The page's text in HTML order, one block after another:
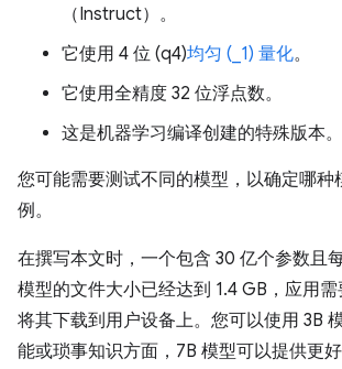
（Instruct）。
它使用 4 位 (q4)均匀 (_1) 量化。
它使用全精度 32 位浮点数。
这是机器学习编译创建的特殊版本。
您可能需要测试不同的模型，以确定哪种
例。
在撰写本文时，一个包含 30 亿个参数且
模型的文件大小已经达到 1.4 GB，应用
将其下载到用户设备上。您可以使用 3B
能或琐事知识方面，7B 模型可以提供更